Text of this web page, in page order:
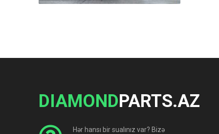
DIAMONDPARTS.AZ
Hər hansı bir sualınız var? Bizə